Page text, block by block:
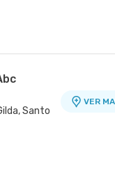
Santo
VER